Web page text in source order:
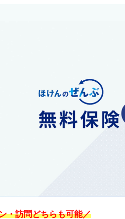
・訪問どちらも可能／